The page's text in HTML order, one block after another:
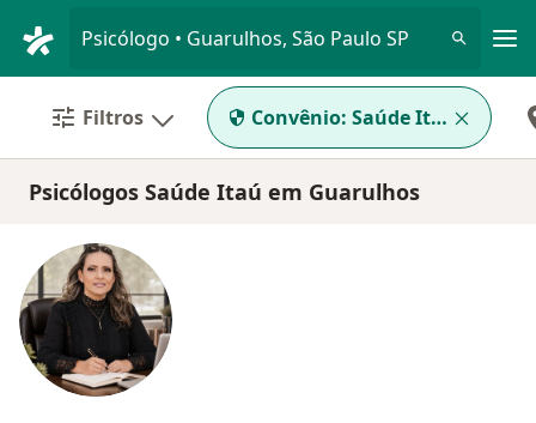
Psicólogo • Guarulhos, São Paulo SP
Filtros Convênio: Saúde Itaú
Psicólogos Saúde Itaú em Guarulhos